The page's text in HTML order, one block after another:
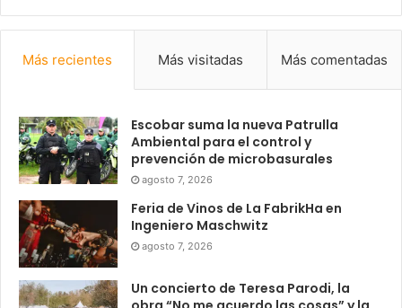
Más recientes Más visitadas Más comentadas
Escobar suma la nueva Patrulla
Ambiental para el control y
prevención de microbasurales
agosto 7, 2026
Feria de Vinos de La FabrikHa en
Ingeniero Maschwitz
agosto 7, 2026
Un concierto de Teresa Parodi, la